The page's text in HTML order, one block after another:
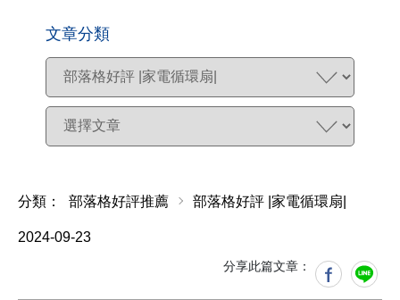
分類： 部落格好評推薦 部落格好評 |家電循環扇|
2024-09-23
分享此篇文章：
文章分類